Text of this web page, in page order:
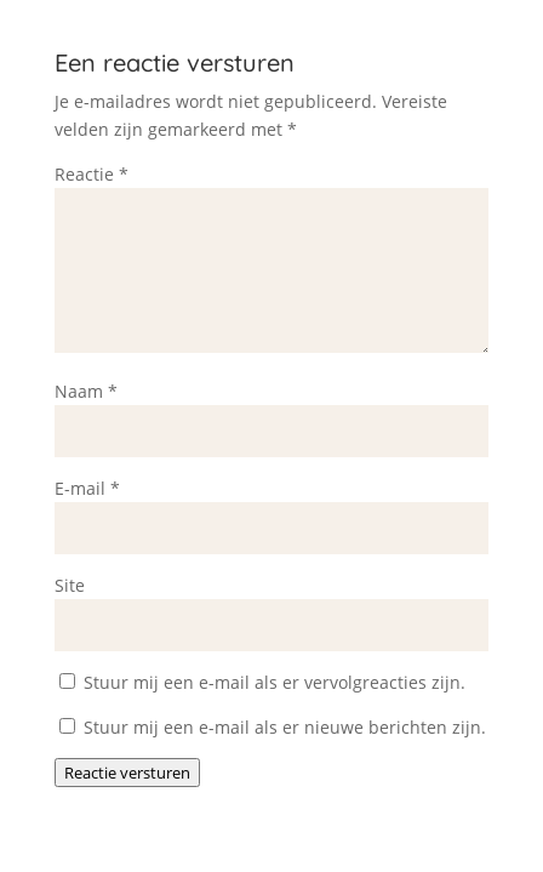
Een reactie versturen
Je e-mailadres wordt niet gepubliceerd. Vereiste
velden zijn gemarkeerd met *
Reactie *
Naam *
E-mail *
Site
Stuur mij een e-mail als er vervolgreacties zijn.
Stuur mij een e-mail als er nieuwe berichten zijn.
Reactie versturen